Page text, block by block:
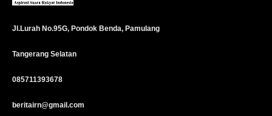
Jl.Lurah No.95G, Pondok Benda, Pamulang
Tangerang Selatan
085711393678
beritairn@gmail.com